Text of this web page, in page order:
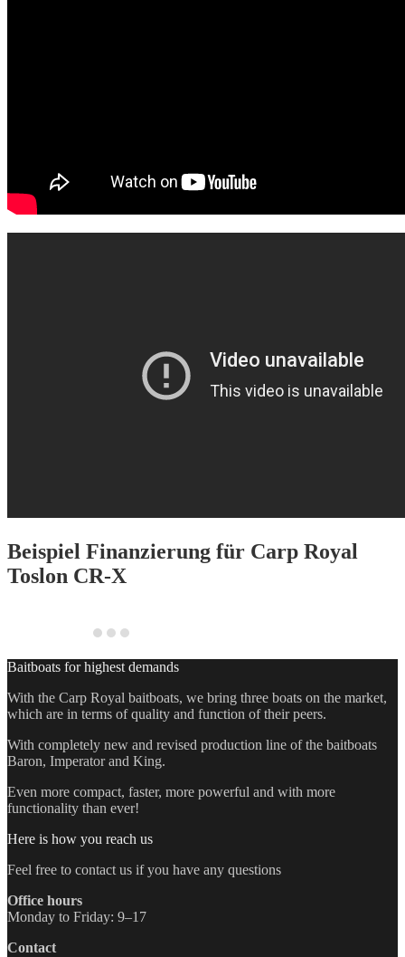
Beispiel Finanzierung für Carp Royal
Toslon CR-X
Baitboats for highest demands
With the Carp Royal baitboats, we bring three boats on the market,
which are in terms of quality and function of their peers.
With completely new and revised production line of the baitboats
Baron, Imperator and King.
Even more compact, faster, more powerful and with more
functionality than ever!
Here is how you reach us
Feel free to contact us if you have any questions
Office hours
Monday to Friday: 9–17
Contact